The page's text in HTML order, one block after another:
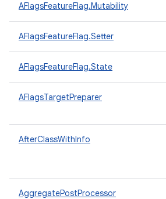
AFlagsFeatureFlag.Mutability
AFlagsFeatureFlag.Setter
AFlagsFeatureFlag.State
AFlagsTargetPreparer
AfterClassWithInfo
AggregatePostProcessor